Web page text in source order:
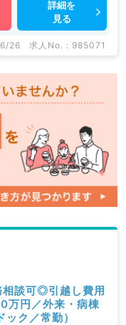
詳細を
見る
26 求人No. : 985071
相談可◎引越し費用
万円／外来・病棟
ク／常勤）